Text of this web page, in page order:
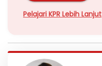
Pelajari KPR Lebih Lanjut